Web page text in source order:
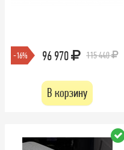
-16% 96 970 115 440
В корзину